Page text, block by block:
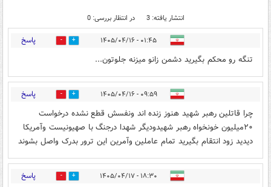
انتشار یافته: 3 در انتظار بررسی: 0
۰۱:۴۵ - ۱۴۰۵/۰۴/۱۶ 2 پاسخ
تنگه رو محکم بگیرید دشمن زانو میزنه جلوتون...
۰۹:۵۹ - ۱۴۰۵/۰۴/۱۶ 0 پاسخ
چرا قاتلین رهبر شهید هنوز زنده اند ونفسش قطع نشده درخواست
۲۰میلیون خونخواه رهبر شهیدودیگر شهدا درجنگ با صهیونیست وآمریکا
دیدید زود انتقام بگیرید تمام عاملین وآمرین این ترور بدرک واصل بشوند
۱۸:۳۰ - ۱۴۰۵/۰۴/۱۷ 0 پاسخ